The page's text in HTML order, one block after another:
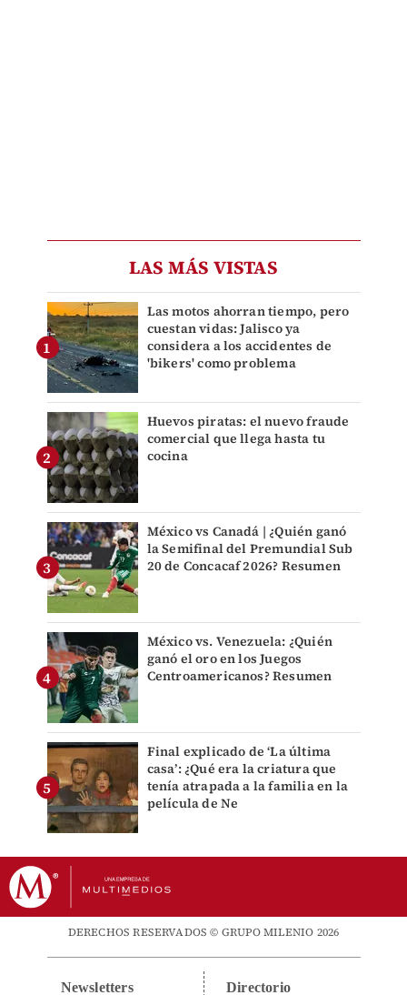
LAS MÁS VISTAS
Las motos ahorran tiempo, pero
cuestan vidas: Jalisco ya
considera a los accidentes de
'bikers' como problema
Huevos piratas: el nuevo fraude
comercial que llega hasta tu
cocina
México vs Canadá | ¿Quién ganó
la Semifinal del Premundial Sub
20 de Concacaf 2026? Resumen
México vs. Venezuela: ¿Quién
ganó el oro en los Juegos
Centroamericanos? Resumen
Final explicado de ‘La última
casa’: ¿Qué era la criatura que
tenía atrapada a la familia en la
película de Ne
DERECHOS RESERVADOS © GRUPO MILENIO 2026
Newsletters Directorio